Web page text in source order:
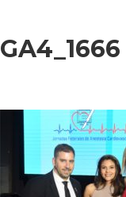
GA4_1666